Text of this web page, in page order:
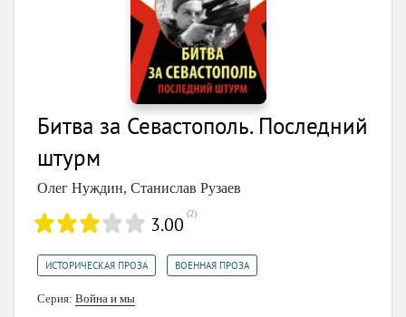
Битва за Севастополь. Последний
штурм
Олег Нуждин, Станислав Рузаев
3.00 (2)
ИСТОРИЧЕСКАЯ ПРОЗА ВОЕННАЯ ПРОЗА
Серия: Война и мы